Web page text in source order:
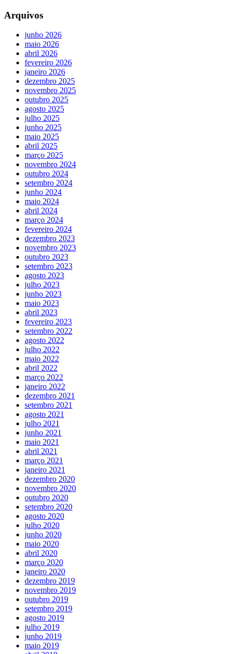
Arquivos
junho 2026
maio 2026
abril 2026
fevereiro 2026
janeiro 2026
dezembro 2025
novembro 2025
outubro 2025
agosto 2025
julho 2025
junho 2025
maio 2025
abril 2025
março 2025
novembro 2024
outubro 2024
setembro 2024
junho 2024
maio 2024
abril 2024
março 2024
fevereiro 2024
dezembro 2023
novembro 2023
outubro 2023
setembro 2023
agosto 2023
julho 2023
junho 2023
maio 2023
abril 2023
fevereiro 2023
setembro 2022
agosto 2022
julho 2022
maio 2022
abril 2022
março 2022
janeiro 2022
dezembro 2021
setembro 2021
agosto 2021
julho 2021
junho 2021
maio 2021
abril 2021
março 2021
janeiro 2021
dezembro 2020
novembro 2020
outubro 2020
setembro 2020
agosto 2020
julho 2020
junho 2020
maio 2020
abril 2020
março 2020
janeiro 2020
dezembro 2019
novembro 2019
outubro 2019
setembro 2019
agosto 2019
julho 2019
junho 2019
maio 2019